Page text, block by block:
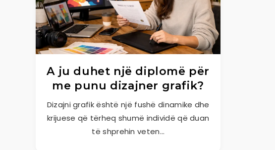
A ju duhet një diplomë për
me punu dizajner grafik?
Dizajni grafik është një fushë dinamike dhe
krijuese që tërheq shumë individë që duan
të shprehin veten…